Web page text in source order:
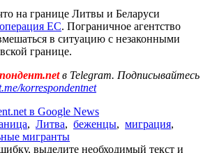
на границе Литвы и Беларуси
ЕС. Пограничное агентство
в ситуацию с незаконными
границе.
в Telegram. Подписывайтесь
korrespondentnet
в Google News
, Литва, беженцы, миграция,
мигранты
выделите необходимый текст и